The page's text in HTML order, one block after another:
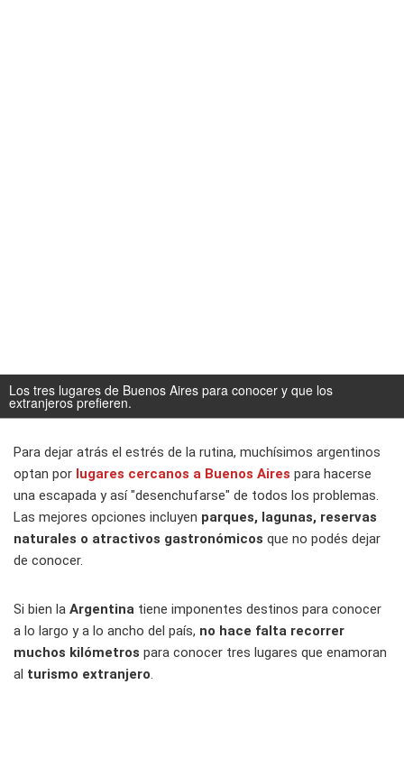
Los tres lugares de Buenos Aires para conocer y que los
extranjeros prefieren.
Para dejar atrás el estrés de la rutina, muchísimos argentinos
optan por lugares cercanos a Buenos Aires para hacerse
una escapada y así "desenchufarse" de todos los problemas.
Las mejores opciones incluyen parques, lagunas, reservas
naturales o atractivos gastronómicos que no podés dejar
de conocer.
Si bien la Argentina tiene imponentes destinos para conocer
a lo largo y a lo ancho del país, no hace falta recorrer
muchos kilómetros para conocer tres lugares que enamoran
al turismo extranjero.